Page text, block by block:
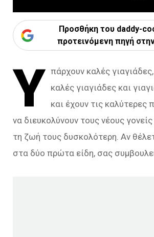
Προσθήκη του daddy-
προτεινόμενη πηγή
Υ πάρχουν καλές
καλές γιαγιάδες και
και έχουν τις καλύτερες
να διευκολύνουν τους νέους
τη ζωή τους δυσκολότερη. Aν
στα δύο πρώτα είδη, σας